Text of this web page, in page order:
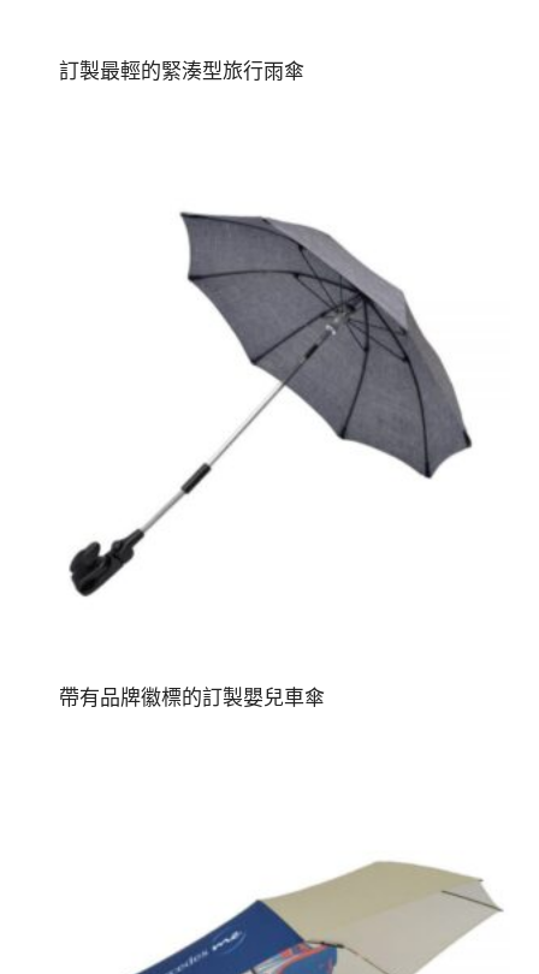
訂製最輕的緊湊型旅行雨傘
帶有品牌徽標的訂製嬰兒車傘